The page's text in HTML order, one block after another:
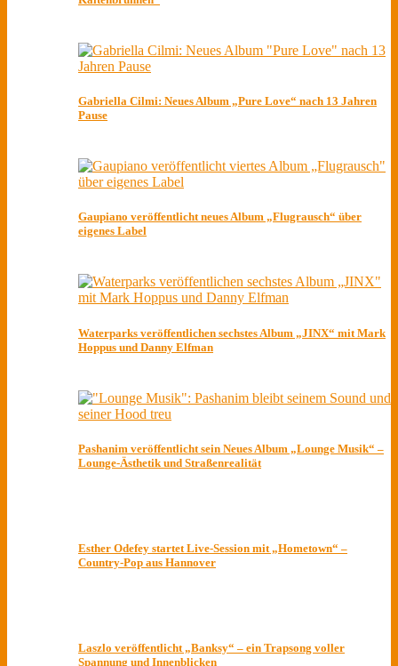
Gabriella Cilmi: Neues Album „Pure Love“ nach 13 Jahren
Pause
Gaupiano veröffentlicht neues Album „Flugrausch“ über
eigenes Label
Waterparks veröffentlichen sechstes Album „JINX“ mit Mark
Hoppus und Danny Elfman
Pashanim veröffentlicht sein Neues Album „Lounge Musik“ –
Lounge-Ästhetik und Straßenrealität
Esther Odefey startet Live-Session mit „Hometown“ –
Country-Pop aus Hannover
Laszlo veröffentlicht „Banksy“ – ein Trapsong voller
Spannung und Innenblicken